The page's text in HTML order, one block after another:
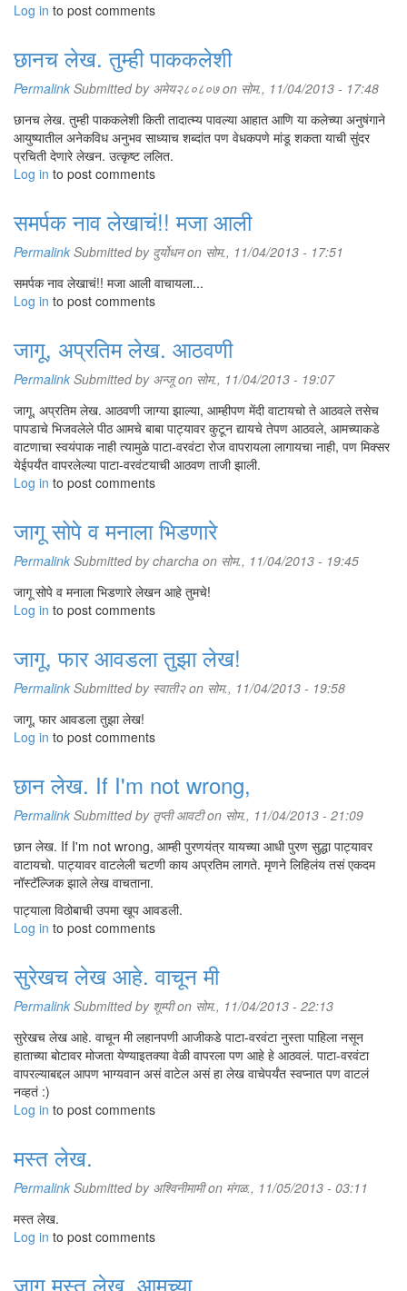
Log in to post comments
छानच लेख. तुम्ही पाककलेशी
Permalink Submitted by अमेय२८०८०७on सोम., 11/04/2013 - 17:48
छानच लेख. तुम्ही पाककलेशी किती तादात्म्य पावल्या आहात आणि या कलेच्या अनुषंगाने
आयुष्यातील अनेकविध अनुभव साध्याच शब्दांत पण वेधकपणे मांडू शकता याची सुंदर
प्रचिती देणारे लेखन. उत्कृष्ट ललित.
Log in to post comments
समर्पक नाव लेखाचं!! मजा आली
Permalink Submitted by दुर्योधनon सोम., 11/04/2013 - 17:51
समर्पक नाव लेखाचं!! मजा आली वाचायला...
Log in to post comments
जागू, अप्रतिम लेख. आठवणी
Permalink Submitted by अन्जूon सोम., 11/04/2013 - 19:07
जागू, अप्रतिम लेख. आठवणी जाग्या झाल्या, आम्हीपण मेंदी वाटायचो ते आठवले तसेच
पापडाचे भिजवलेले पीठ आमचे बाबा पाट्यावर कुटून द्यायचे तेपण आठवले, आमच्याकडे
वाटणाचा स्वयंपाक नाही त्यामुळे पाटा-वरवंटा रोज वापरायला लागायचा नाही, पण मिक्सर
येईपर्यंत वापरलेल्या पाटा-वरवंटयाची आठवण ताजी झाली.
Log in to post comments
जागू सोपे व मनाला भिडणारे
Permalink Submitted bycharcha on सोम., 11/04/2013 - 19:45
जागू सोपे व मनाला भिडणारे लेखन आहे तुमचे!
Log in to post comments
जागू, फार आवडला तुझा लेख!
Permalink Submitted by स्वाती२on सोम., 11/04/2013 - 19:58
जागू, फार आवडला तुझा लेख!
Log in to post comments
छान लेख. If I'm not wrong,
Permalink Submitted by तृप्ती आवटीon सोम., 11/04/2013 - 21:09
छान लेख. If I'm not wrong, आम्ही पुरणयंत्र यायच्या आधी पुरण सुद्धा पाट्यावर
वाटायचो. पाट्यावर वाटलेली चटणी काय अप्रतिम लागते. मृणने लिहिलंय तसं एकदम
नॉस्टॅल्जिक झाले लेख वाचताना.
पाट्याला विठोबाची उपमा खूप आवडली.
Log in to post comments
सुरेखच लेख आहे. वाचून मी
Permalink Submitted by शूम्पीon सोम., 11/04/2013 - 22:13
सुरेखच लेख आहे. वाचून मी लहानपणी आजीकडे पाटा-वरवंटा नुस्ता पाहिला नसून
हाताच्या बोटावर मोजता येण्याइतक्या वेळी वापरला पण आहे हे आठवलं. पाटा-वरवंटा
वापरल्याबद्दल आपण भाग्यवान असं वाटेल असं हा लेख वाचेपर्यंत स्वप्नात पण वाटलं
नव्हतं :)
Log in to post comments
मस्त लेख.
Permalink Submitted by अश्विनीमामीon मंगळ., 11/05/2013 - 03:11
मस्त लेख.
Log in to post comments
जागू मस्त लेख. आमच्या